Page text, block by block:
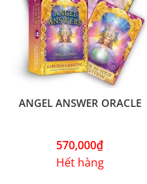
ANGEL ANSWER ORACLE
570,000₫
Hết hàng